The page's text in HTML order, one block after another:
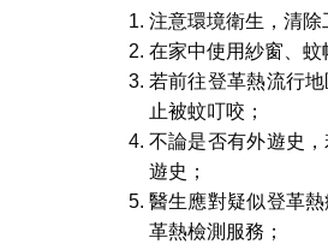
注意環境衛生，清除
在家中使用紗窗、蚊
若前往登革熱流行
止被蚊叮咬；
不論是否有外遊史
遊史；
醫生應對疑似登革
革熱檢測服務；